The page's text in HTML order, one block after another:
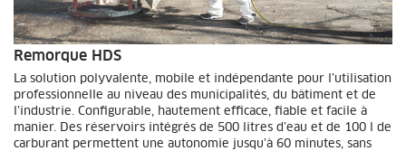
Remorque HDS
La solution polyvalente, mobile et indépendante pour l’utilisation
professionnelle au niveau des municipalités, du bâtiment et de
l’industrie. Configurable, hautement efficace, fiable et facile à
manier. Des réservoirs intégrés de 500 litres d’eau et de 100 l de
carburant permettent une autonomie jusqu’à 60 minutes, sans